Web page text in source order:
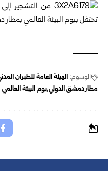
الوسوم: الهيئة العامة للطيران
مطار دمشق الدولي يوم البيئة العالمي